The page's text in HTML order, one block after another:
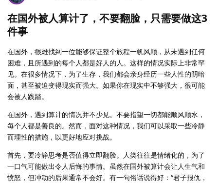
在国外被人算计了，不要翻脸，只需要做这3
件事
在国外，很难找到一位能够保证整个旅程一帆风顺，从未遇到任何
困难，且所遇到的每个人都是好人的人。这样的情况实际上非常罕
见。在很多情况下，为了生存，我们都会亲身经历一些人性的阴暗
面，甚至被迫变得现实而强大。如果你在现实中不够强大，很可能
会被人践踏。
在国外，遇到算计的情况并不少见。不要指望一切都能顺风顺水，
每个人都是善良的。然而，面对这种情况，我们可以采取一些冷静
而理性的措施，以更好地应对挑战。
首先，要冷静思考是否值得立即翻脸。人类往往是情绪化的，为了
一口气可能做出令人后悔的事情。虽然在国外被算计会让人生气和
愤怒，但冲动的后果通常不会好。有一句俗话说得好：“君子报仇，